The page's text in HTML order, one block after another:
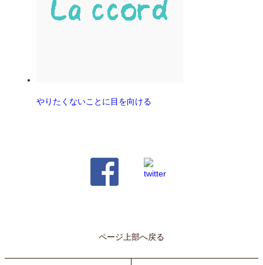
やりたくないことに目を向ける
ページ上部へ戻る